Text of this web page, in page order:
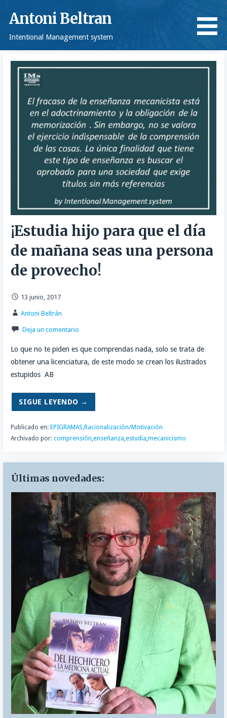
Antoni Beltran
Intentional Management system
¡Estudia hijo para que el día
de mañana seas una persona
de provecho!
13 junio, 2017
Antoni Beltrán
Deja un comentario
Lo que no te piden es que comprendas nada, solo se trata de
obtener una licenciatura, de este modo se crean los ilustrados
estupidos AB
SIGUE LEYENDO →
Publicado en: EPIGRAMAS,Racionalización/Motivación
Archivado por: comprensión,enseñanza,estudia,mecanicismo
Últimas novedades: